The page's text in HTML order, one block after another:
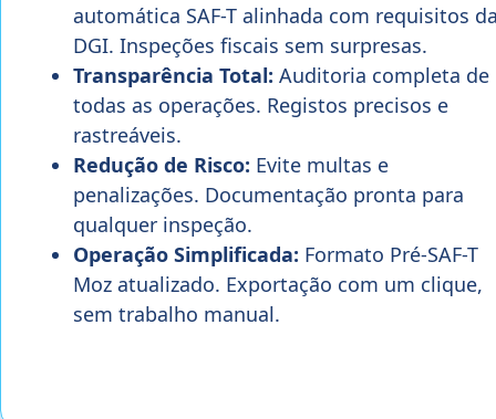
automática SAF-T alinhada com requisitos
DGI. Inspeções fiscais sem surpresas.
Transparência Total: Auditoria completa de
todas as operações. Registos precisos e
rastreáveis.
Redução de Risco: Evite multas e
penalizações. Documentação pronta para
qualquer inspeção.
Operação Simplificada: Formato Pré-SAF-T
Moz atualizado. Exportação com um clique,
sem trabalho manual.